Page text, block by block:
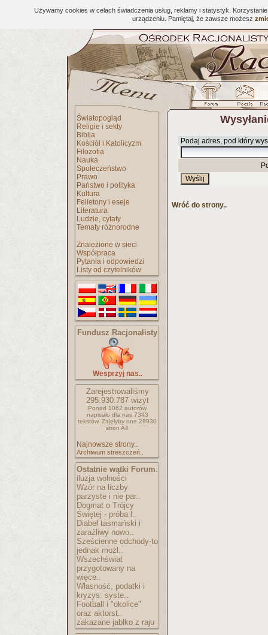
Używamy cookies w celach świadczenia usług, reklamy i statystyk.
urządzeniu. Pamiętaj, że zawsze możesz
Światopogląd
Religie i sekty
Biblia
Kościół i Katolicyzm
Filozofia
Nauka
Społeczeństwo
Prawo
Państwo i polityka
Kultura
Felietony i eseje
Literatura
Ludzie, cytaty
Tematy różnorodne
Znalezione w sieci
Współpraca
Pytania i odpowiedzi
Listy od czytelników
Fundusz Racjonalisty
Wesprzyj nas..
Zarejestrowaliśmy
295.930.787wizyt
Ponad 1062 autorów
napisało dla nas 7343
tekstów. Zajęłyby one 28930
stron A4
Najnowsze strony..
Archiwum streszczeń..
Ostatnie wątki Forum:
iluzja wolności
Wzór na liczby
parzyste i nie par..
Dogmat o Trójcy
Świętej - próba l..
Diabeł tasmański i
zaraźliwy nowo..
Sześcienne odchody-to
jednak możl..
Wszechświat
przygotowany na
więce..
Własność, podatki i
kryzys: syste..
Football i "okolice"
oraz aktorst..
zakazane jabłko z raju
Podaj adres, pod który
Wróć do strony..